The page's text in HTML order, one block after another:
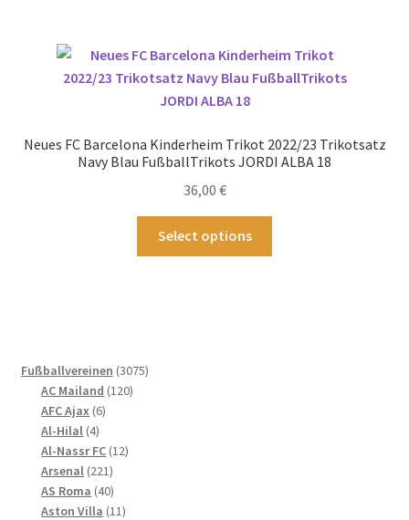
auf.
Die
auf
gewählt
Neues FC Barcelona Kinderheim Trikot 2022/23 Trikotsatz
Navy Blau FußballTrikots JORDI ALBA 18
36,00 €
Select options
Fußballvereinen 30753075
AC Mailand 120120
AFC Ajax 66
Al-Hilal 44
Produkte
Al-Nassr FC 1212
Arsenal 221221
Produkte
AS Roma 4040
Produkte
Aston Villa 1111